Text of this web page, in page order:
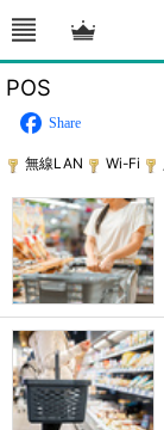
POS
Share
無線LAN Wi-Fi